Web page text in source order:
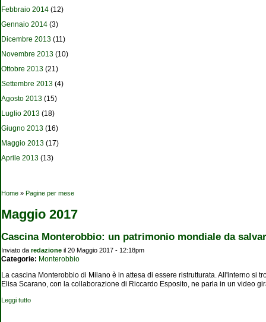
Febbraio 2014 (12)
Gennaio 2014 (3)
Dicembre 2013 (11)
Novembre 2013 (10)
Ottobre 2013 (21)
Settembre 2013 (4)
Agosto 2013 (15)
Luglio 2013 (18)
Giugno 2013 (16)
Maggio 2013 (17)
Aprile 2013 (13)
Tu sei qui
Home » Pagine per mese
Maggio 2017
Cascina Monterobbio: un patrimonio mondiale da
Inviato da redazione il 20 Maggio 2017 - 12:18pm
Categorie: Monterobbio
La cascina Monterobbio di Milano è in attesa di essere ristrutturata. All'interno si
Elisa Scarano, con la collaborazione di Riccardo Esposito, ne parla in un video
Leggi tutto